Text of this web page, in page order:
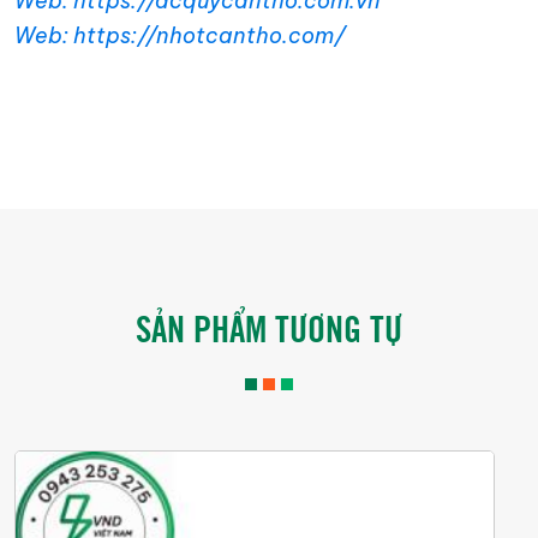
Web: https://nhotcantho.com/
SẢN PHẨM TƯƠNG TỰ